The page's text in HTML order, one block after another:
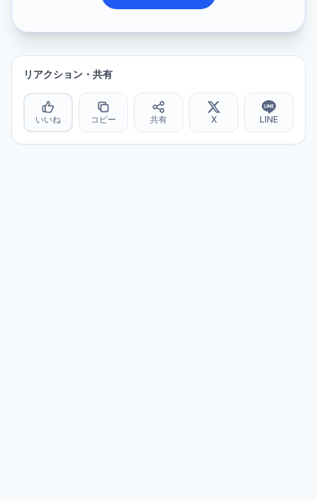
リアクション・共有
いいね コピー 共有 X LINE